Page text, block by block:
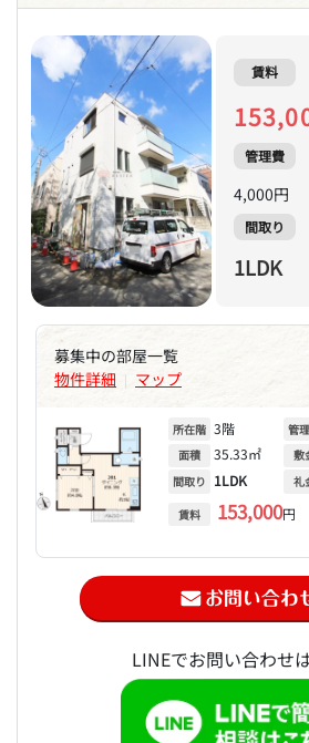
賃料
管理費
4,000円
間取り
1LDK
募集中の部屋一覧
物件詳細 | マップ
所在階 3階
面積 35.33㎡
間取り 1LDK
賃料 153,000円
管
敷
礼
LINEでお問い合わせ